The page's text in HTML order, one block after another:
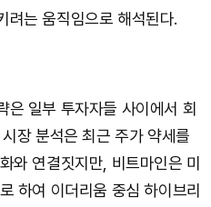
려는 움직임으로 해석된다.
은 일부 투자자들 사이에서 회
장 분석은 최근 주가 약세를
와 연결짓지만, 비트마인은 미
하여 이더리움 중심 하이브리